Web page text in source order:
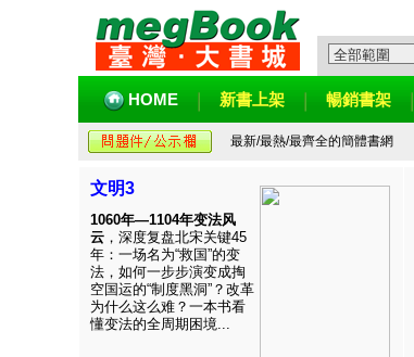
HOME 新書上架 暢銷書架
最新/最熱/最齊全的簡體書網
文明3
1060年—1104年变法风
云 ，深度复盘北宋关键45
年：一场名为“救国”的变
法，如何一步步演变成掏
空国运的“制度黑洞”？改革
为什么这么难？一本书看
懂变法的全周期困境...